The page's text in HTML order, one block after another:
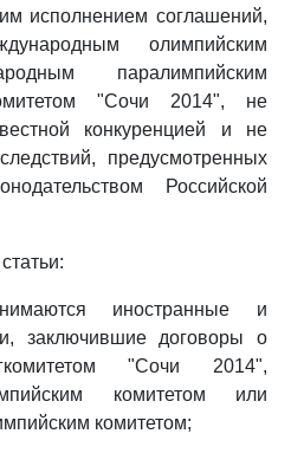
исполнением соглашений,
олимпийским
паралимпийским
"Сочи 2014", не
конкуренцией и не
предусмотренных
Российской
иностранные и
заключившие договоры о
"Сочи 2014",
комитетом или
комитетом;